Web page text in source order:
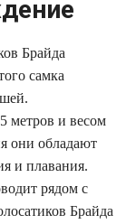
Брайда
самка
метров и весом
они обладают
и плавания.
рядом с
Брайда